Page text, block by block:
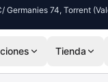
Germanies 74, Torrent
Tienda